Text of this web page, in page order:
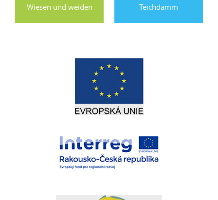
Wiesen und weiden Teichdamm